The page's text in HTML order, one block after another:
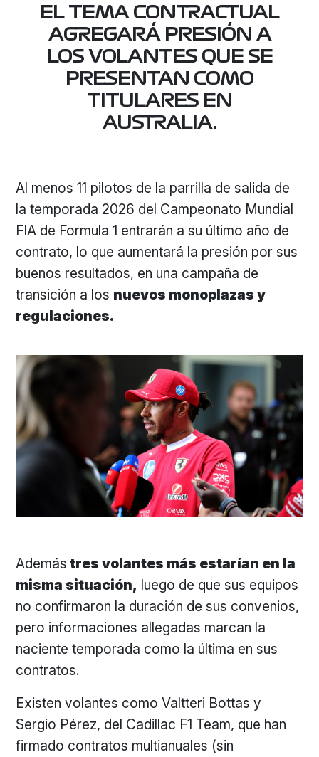
EL TEMA CONTRACTUAL
AGREGARÁ PRESIÓN A
LOS VOLANTES QUE SE
PRESENTAN COMO
TITULARES EN
AUSTRALIA.
Al menos 11 pilotos de la parrilla de salida de
la temporada 2026 del Campeonato Mundial
FIA de Formula 1 entrarán a su último año de
contrato, lo que aumentará la presión por sus
buenos resultados, en una campaña de
transición a los nuevos monoplazas y
regulaciones.
Además tres volantes más estarían en la
misma situación, luego de que sus equipos
no confirmaron la duración de sus convenios,
pero informaciones allegadas marcan la
naciente temporada como la última en sus
contratos.
Existen volantes como Valtteri Bottas y
Sergio Pérez, del Cadillac F1 Team, que han
firmado contratos multianuales (sin